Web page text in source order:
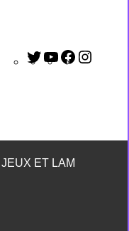
JEUX ET LAM